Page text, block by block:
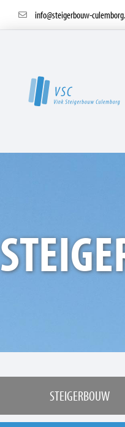
info@steigerbouw-
STEIGERBOUW